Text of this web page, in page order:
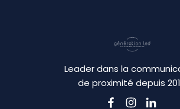
Leader dans la
de proximité depuis